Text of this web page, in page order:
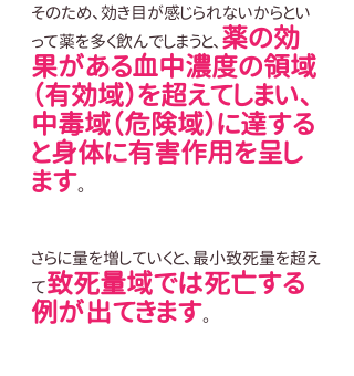
そのため、効き目が感じられないからとい
って薬を多く飲んでしまうと、薬の効
果がある血中濃度の領域
（有効域）を超えてしまい、
中毒域（危険域）に達する
と身体に有害作用を呈し
ます。
さらに量を増していくと、最小致死量を超え
て致死量域では死亡する
例が出てきます。